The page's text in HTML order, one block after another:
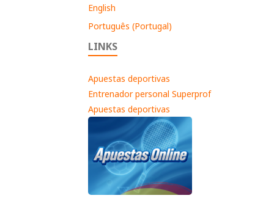
English
Português (Portugal)
LINKS
Apuestas deportivas
Entrenador personal Superprof
Apuestas deportivas